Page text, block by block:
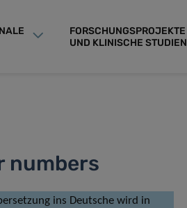
FORSCHUNGSPROJEKTE
UND KLINISCHE STUDIEN
numbers
ins Deutsche wird in